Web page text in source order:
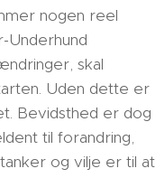
nogen reel
Underhund
skal
Uden dette er
Bevidsthed er dog
til forandring,
og vilje er til at